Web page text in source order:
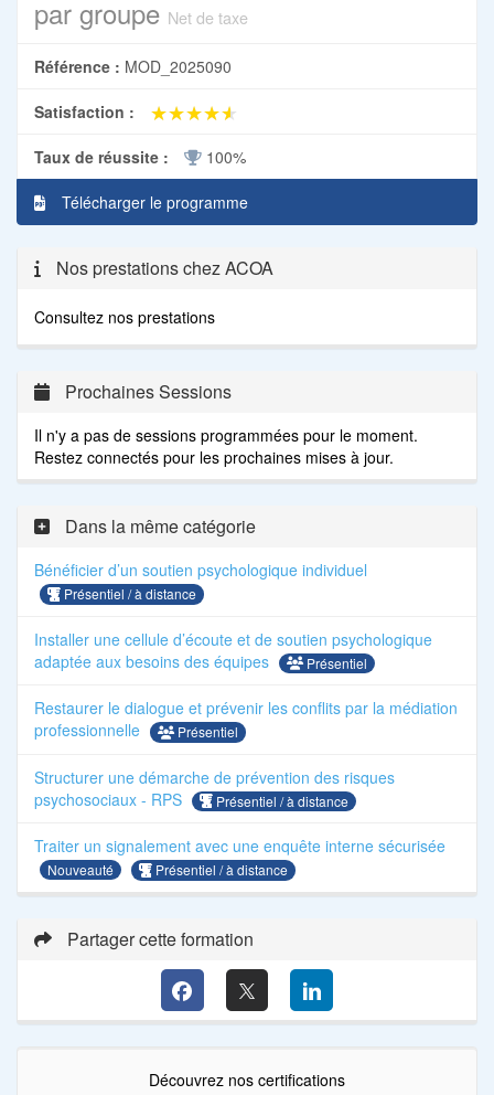
par groupe Net de taxe
Référence : MOD_2025090
Satisfaction : ★★★★★
★★★★★
Taux de réussite : 100%
Télécharger le programme
Nos prestations chez ACOA
Consultez nos prestations
Prochaines Sessions
Il n'y a pas de sessions programmées pour le moment.
Restez connectés pour les prochaines mises à jour.
Dans la même catégorie
Bénéficier d’un soutien psychologique individuel
Présentiel / à distance
Installer une cellule d’écoute et de soutien psychologique
adaptée aux besoins des équipes
Présentiel
Restaurer le dialogue et prévenir les conflits par la médiation
professionnelle
Présentiel
Structurer une démarche de prévention des risques
psychosociaux - RPS
Présentiel / à distance
Traiter un signalement avec une enquête interne sécurisée
Nouveauté Présentiel / à distance
Partager cette formation
Découvrez nos certifications